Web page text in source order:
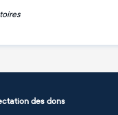
des dons